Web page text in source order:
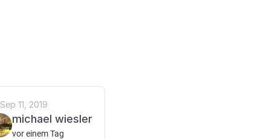
Sep 11, 2019
michael wiesler
vor einem Tag